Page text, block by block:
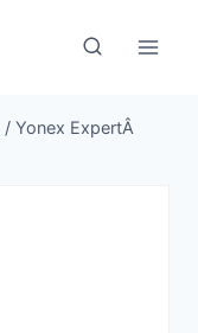
/ Yonex ExpertÂ